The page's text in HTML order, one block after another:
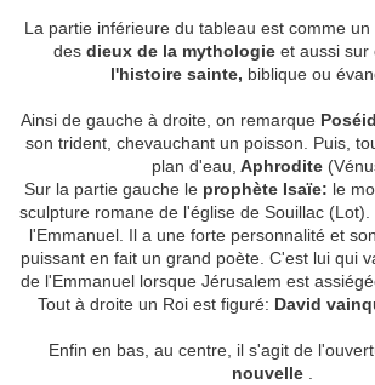
La partie inférieure du tableau est comme
des dieux de la mythologie et aussi sur
l'histoire sainte, biblique ou
Ainsi de gauche à droite, on remarque
son trident, chevauchant un poisson. Puis,
plan d'eau, Aphrodite
Sur la partie gauche le prophète Isaïe: le
sculpture romane de l'église de Souillac
l'Emmanuel. Il a une forte personnalité et
puissant en fait un grand poète. C'est lui qui
de l'Emmanuel lorsque Jérusalem est
Tout à droite un Roi est figuré: David
Enfin en bas, au centre, il s'agit de
nouvelle.